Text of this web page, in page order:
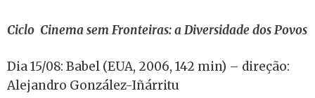
Ciclo Cinema sem Fronteiras: a Diversidade dos Povos
Dia 15/08: Babel (EUA, 2006, 142 min) – direção:
Alejandro González-Iñárritu